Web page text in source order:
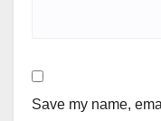
Save my name,